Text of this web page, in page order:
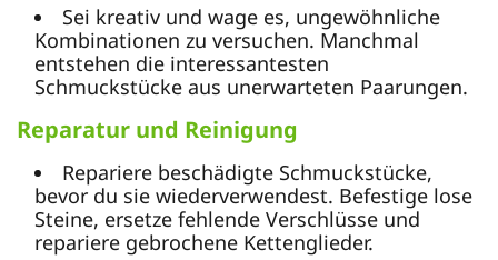
Sei kreativ und wage es, ungewöhnliche
Kombinationen zu versuchen. Manchmal
entstehen die interessantesten
Schmuckstücke aus unerwarteten Paarungen.
Reparatur und Reinigung
Repariere beschädigte Schmuckstücke,
bevor du sie wiederverwendest. Befestige lose
Steine, ersetze fehlende Verschlüsse und
repariere gebrochene Kettenglieder.